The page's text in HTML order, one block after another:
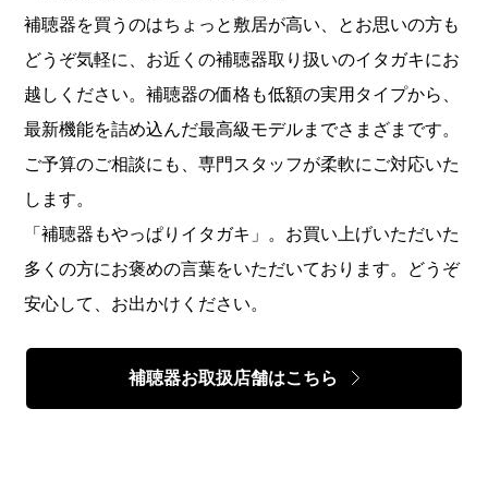
補聴器を買うのはちょっと敷居が高い、とお思いの方も
どうぞ気軽に、お近くの補聴器取り扱いのイタガキにお
越しください。補聴器の価格も低額の実用タイプから、
最新機能を詰め込んだ最高級モデルまでさまざまです。
ご予算のご相談にも、専門スタッフが柔軟にご対応いた
します。
「補聴器もやっぱりイタガキ」。お買い上げいただいた
多くの方にお褒めの言葉をいただいております。どうぞ
安心して、お出かけください。
補聴器お取扱店舗はこちら